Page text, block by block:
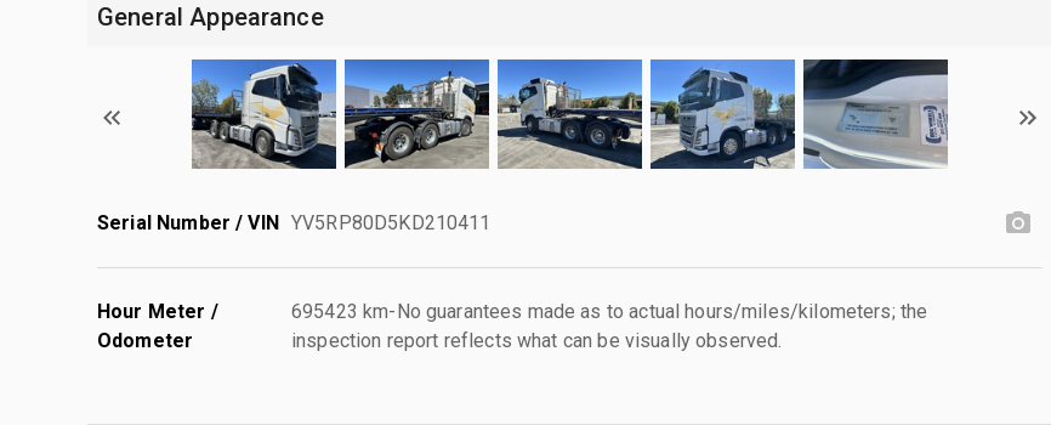
General Appearance
Serial Number / VIN YV5RP80D5KD210411
Hour Meter /
Odometer
695423 km-No guarantees made as to actual hours/miles/kilometers; the
inspection report reflects what can be visually observed.